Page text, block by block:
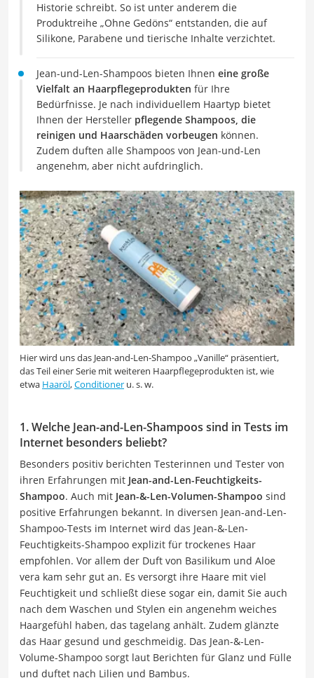
Historie schreibt. So ist unter anderem die
Produktreihe „Ohne Gedöns“ entstanden, die auf
Silikone, Parabene und tierische Inhalte verzichtet.
Jean-und-Len-Shampoos bieten Ihnen eine große
Vielfalt an Haarpflegeprodukten für Ihre
Bedürfnisse. Je nach individuellem Haartyp bietet
Ihnen der Hersteller pflegende Shampoos, die
reinigen und Haarschäden vorbeugen können.
Zudem duften alle Shampoos von Jean-und-Len
angenehm, aber nicht aufdringlich.
Hier wird uns das Jean-and-Len-Shampoo „Vanille“ präsentiert,
das Teil einer Serie mit weiteren Haarpflegeprodukten ist, wie
etwa Haaröl,Conditioner u. s. w.
1. Welche Jean-and-Len-Shampoos sind in Tests im
Internet besonders beliebt?
Besonders positiv berichten Testerinnen und Tester von
ihren Erfahrungen mit Jean-and-Len-Feuchtigkeits-
Shampoo. Auch mit Jean-&-Len-Volumen-Shampoo sind
positive Erfahrungen bekannt. In diversen Jean-and-Len-
Shampoo-Tests im Internet wird das Jean-&-Len-
Feuchtigkeits-Shampoo explizit für trockenes Haar
empfohlen. Vor allem der Duft von Basilikum und Aloe
vera kam sehr gut an. Es versorgt ihre Haare mit viel
Feuchtigkeit und schließt diese sogar ein, damit Sie auch
nach dem Waschen und Stylen ein angenehm weiches
Haargefühl haben, das tagelang anhält. Zudem glänzte
das Haar gesund und geschmeidig. Das Jean-&-Len-
Volume-Shampoo sorgt laut Berichten für Glanz und Fülle
und duftet nach Lilien und Bambus.